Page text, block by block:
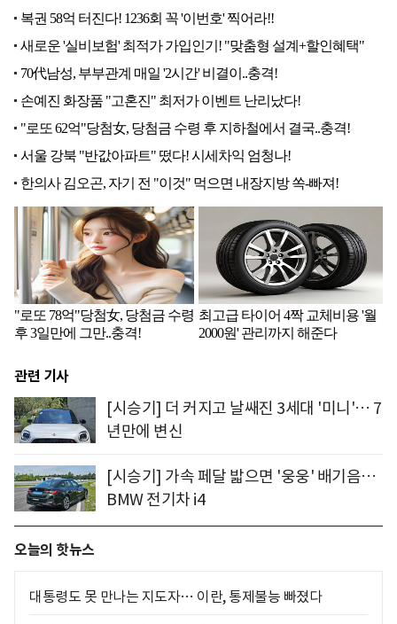
관련 기사
[시승기] 더 커지고 날쌔진 3세대 '미니'… 7
년만에 변신
[시승기] 가속 페달 밟으면 '웅웅' 배기음…
BMW 전기차 i4
오늘의 핫뉴스
대통령도 못 만나는 지도자… 이란, 통제불능 빠졌다